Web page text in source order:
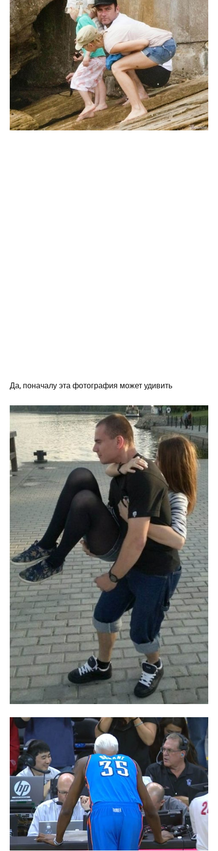
Да, поначалу эта фотография может удивить